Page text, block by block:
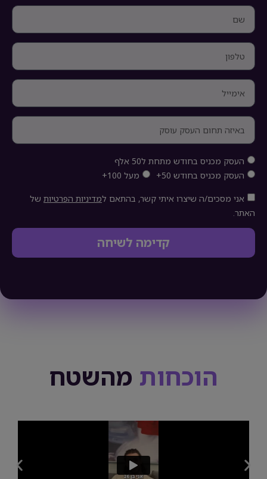
העסק מכניס בחודש מתחת ל50 אלף
העסק מכניס בחודש 50+
מעל 100+
אני מסכים/ה שיצרו איתי קשר, בהתאם למדיניות הפרטיות של
האתר.
קדימה לשיחה
הוכחות מהשטח